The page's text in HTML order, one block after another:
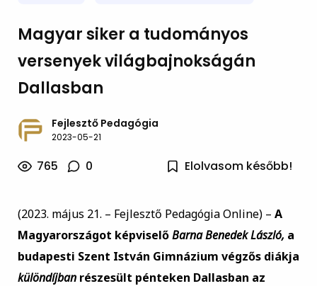
Magyar siker a tudományos
versenyek világbajnokságán
Dallasban
Fejlesztő Pedagógia
2023-05-21
765 0 Elolvasom később!
(2023. május 21. – Fejlesztő Pedagógia Online) – A
Magyarországot képviselőBarna Benedek László, a
budapesti Szent István Gimnázium végzős diákja
különdíjbanrészesült pénteken Dallasban az